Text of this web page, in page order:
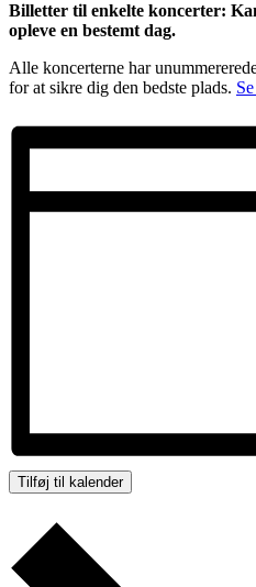
Billetter til enkelte koncerter:
opleve en bestemt dag.
Alle koncerterne har
for at sikre dig den bedste plads.
Tilføj til kalender